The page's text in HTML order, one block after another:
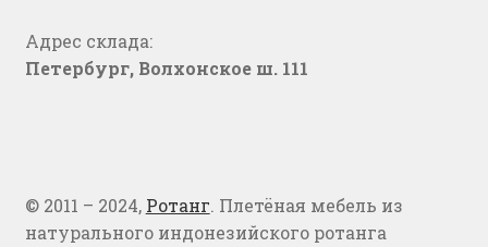
Адрес склада:
Петербург, Волхонское ш. 111
© 2011 – 2024, Ротанг. Плетёная мебель из
натурального индонезийского ротанга